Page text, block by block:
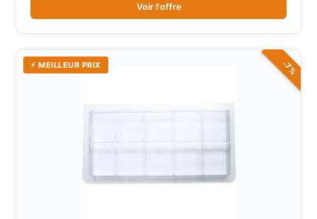
Voir l'offre
-7%
⚡ MEILLEUR PRIX